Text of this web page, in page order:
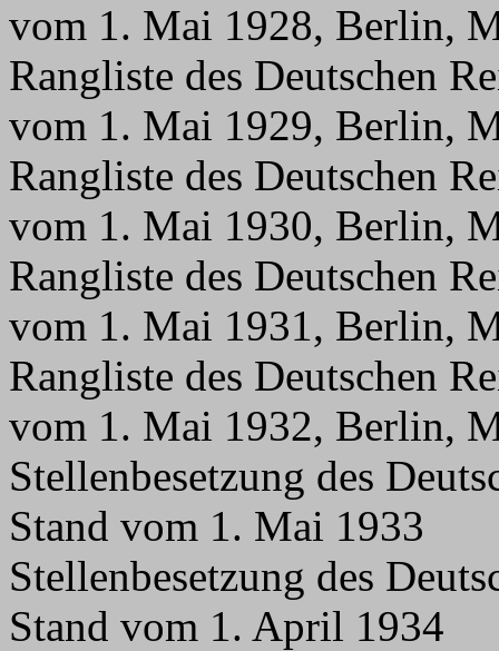
vom 1. Mai 1928, Berlin,
Rangliste des Deutschen
vom 1. Mai 1929, Berlin,
Rangliste des Deutschen
vom 1. Mai 1930, Berlin,
Rangliste des Deutschen
vom 1. Mai 1931, Berlin,
Rangliste des Deutschen
vom 1. Mai 1932, Berlin,
Stellenbesetzung des
Stand vom 1. Mai 1933
Stellenbesetzung des
Stand vom 1. April 1934